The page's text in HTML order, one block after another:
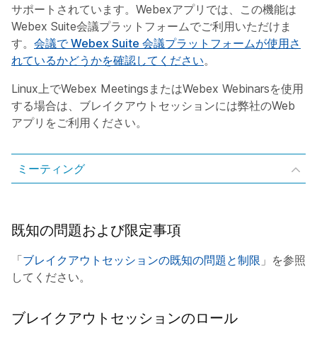
サポートされています。Webexアプリでは、この機能は
Webex Suite会議プラットフォームでご利用いただけま
す。 会議で Webex Suite 会議プラットフォームが使用さ
れているかどうかを確認してください。
Linux上でWebex MeetingsまたはWebex Webinarsを使用
する場合は、ブレイクアウトセッションには弊社のWeb
アプリをご利用ください。
ミーティング
既知の問題および限定事項
「ブレイクアウトセッションの既知の問題と制限 」を参照
してください。
ブレイクアウトセッションのロール